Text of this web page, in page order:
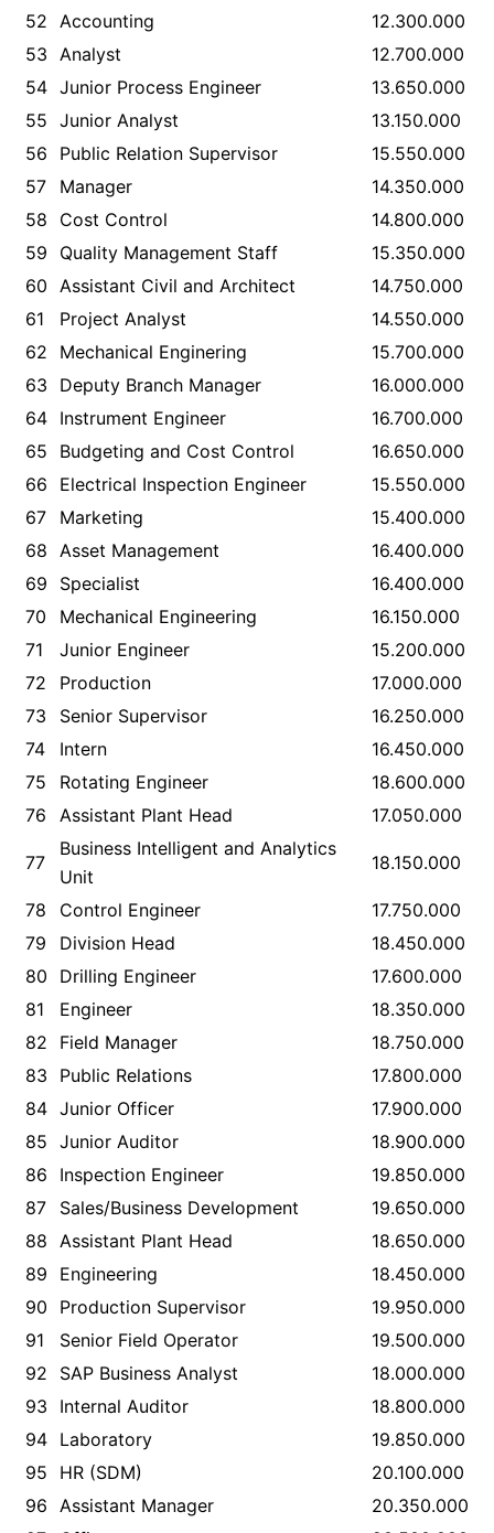
52 Accounting
12.300.000
53
Analyst
12.700.000
54 Junior Process Engineer
13.650.000
55 Junior Analyst
13.150.000
56
Public Relation Supervisor
15.550.000
57
Manager
14.350.000
58
Cost Control
14.800.000
59
Quality Management Staff
15.350.000
60
Assistant Civil and Architect
14.750.000
61
Project Analyst
14.550.000
62
Mechanical Enginering
15.700.000
63
Deputy Branch Manager
16.000.000
64 Instrument Engineer
16.700.000
65
Budgeting and Cost Control
16.650.000
66
Electrical Inspection Engineer
15.550.000
67
Marketing
15.400.000
68
Asset Management
16.400.000
69
Specialist
16.400.000
70
Mechanical Engineering
16.150.000
71
Junior Engineer
15.200.000
72
Production
17.000.000
73
Senior Supervisor
16.250.000
74
Intern
16.450.000
75
Rotating Engineer
18.600.000
76
Assistant Plant Head 17.050.000
77
Business Intelligent and Analytics
Unit
18.150.000
78 Control Engineer
17.750.000
79
Division Head
18.450.000
80
Drilling Engineer
17.600.000
81
Engineer
18.350.000
82
Field Manager
18.750.000
83
Public Relations
17.800.000
84 Junior Officer
17.900.000
85 Junior Auditor
18.900.000
86
Inspection Engineer
19.850.000
87
Sales/Business Development
19.650.000
88
Assistant Plant Head
18.650.000
89
Engineering
18.450.000
90
Production Supervisor
19.950.000
91
Senior Field Operator
19.500.000
92
SAP Business Analyst
18.000.000
93
Internal Auditor
18.800.000
94 Laboratory
19.850.000
95
HR (SDM)
20.100.000
96
Assistant Manager
20.350.000